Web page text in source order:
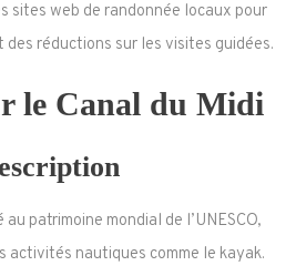
sites web de randonnée locaux pour
des réductions sur les visites guidées.
le Canal du Midi
patrimoine mondial de l’UNESCO,
activités nautiques comme le kayak.